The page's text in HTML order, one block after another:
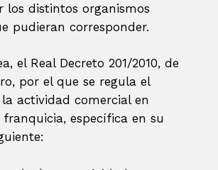
los distintos organismos
pudieran corresponder.
el Real Decreto 201/2010, de
por el que se regula el
actividad comercial en
específica en su